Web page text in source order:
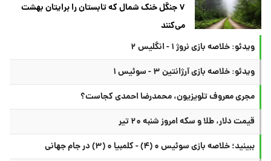
۷ جنگل خنک شمال که تابستان را برایتان بهشت
می‌کنند
ویدئو: خلاصه بازی نروژ ۱ - انگلیس ۲
ویدئو: خلاصه بازی آرژانتین ۳ - سوئیس ۱
مجری معروف تلویزیون، محمدرضا احمدی کجاست؟
قیمت دلار، طلا و سکه امروز شنبه ۲۰ تیر
ببینید؛ خلاصه بازی سوئیس ۰ (۴) - کلمبیا ۰ (۳) در جام جهانی